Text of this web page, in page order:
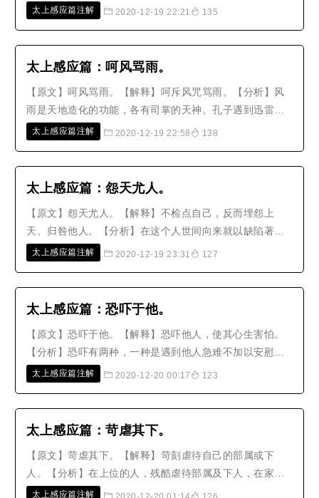
小，小事化无，那么两家都会受福。如果因而唆使他们争
明责备、人民怨恨，是造罪孽、做..
太上感应篇注解 2020-12-19 22:21 135
太上感应篇​：呵风骂雨。
【原文】呵风骂雨。【解释】呵斥风咒骂雨。【分析】风
雨是天地造化的功能，各有司掌的天神。孔子遇到迅雷风
烈的时候，必定整肃仪容而祈求上天。《曲礼》中说：‘如
到风雨，必定会起床，这就是..
太上感应篇注解 2020-12-19 22:58 138
太上感应篇：怨天尤人。
【原文】怨天尤人。【解释】不检点自己，反而埋怨上
天、归咎他人。【分析】在这个人世间向来就以缺陷著
称，世间人哪能每件事都称心如意。那些不能称心如意的
古以来处在穷困中的好方法，也是趋吉..
太上感应篇注解 2020-12-19 23:31 127
太上感应篇：恐吓于他。
【原文】恐吓于他。【解释】恐吓他人，使其心生害怕。
【分析】恐吓有两种，一种是遇到他人急难不加以安慰，
还故意装腔作势，使他心生畏惧；另一种是为了贪图利益
王生因为讨价还价，很生气地殴打..
太上感应篇注解 2020-12-20 00:17 123
太上感应篇：苛虐其下。
【原文】苛虐其下。【解释】苛刻虐待自己的部属或下
人。【分析】在上位的人，残酷虐待部属及下人，在家过
分鞭打奴仆或婢女，这些都是苛刻虐待。在上位的虐待下
太上感应篇注解